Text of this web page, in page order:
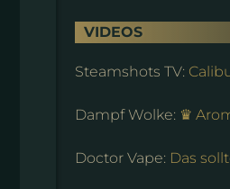
VIDEOS
Steamshots TV:
Dampf Wolke: ♛
Doctor Vape: Das